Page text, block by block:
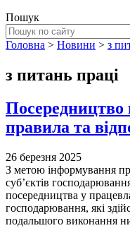
Пошук
Головна > Новини > з
з питань праці
Посередництво
правила та
26 березня 2025
З метою інформування
суб’єктів
посередництва у
господарювання, які
подальшого виконання